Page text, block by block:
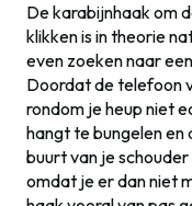
De karabijnhaak om
klikken is in theorie
even zoeken naar
Doordat de telefoon
rondom je heup niet
hangt te bungelen en
buurt van je
omdat je er dan niet